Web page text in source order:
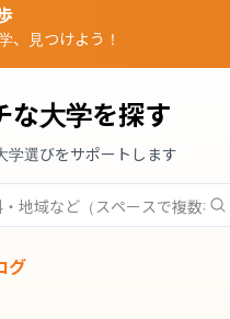
、見つけよう！
な大学を探す
学選びをサポートします
グ